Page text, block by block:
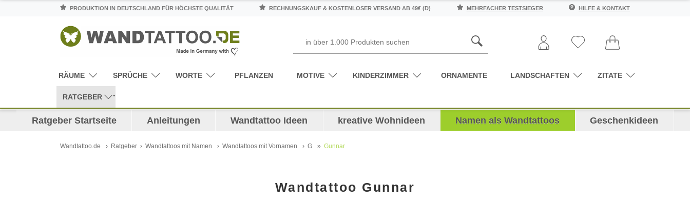
PRODUKTION IN DEUTSCHLAND FÜR HÖCHSTE QUALITÄT RECHNUNGSKAUF & KOSTENLOSER VERSAND AB 49€ (D) MEHRFACHER TESTSIEGER HILFE & KONTAKT
RÄUME SPRÜCHE WORTE PFLANZEN MOTIVE KINDERZIMMER ORNAMENTE LANDSCHAFTEN ZITATE
RATGEBER
Ratgeber Startseite Anleitungen Wandtattoo Ideen kreative Wohnideen Namen als Wandtattoos Geschenkideen
Wandtattoo.de Ratgeber Wandtattoos mit Namen Wandtattoos mit Vornamen G Gunnar
Wandtattoo Gunnar